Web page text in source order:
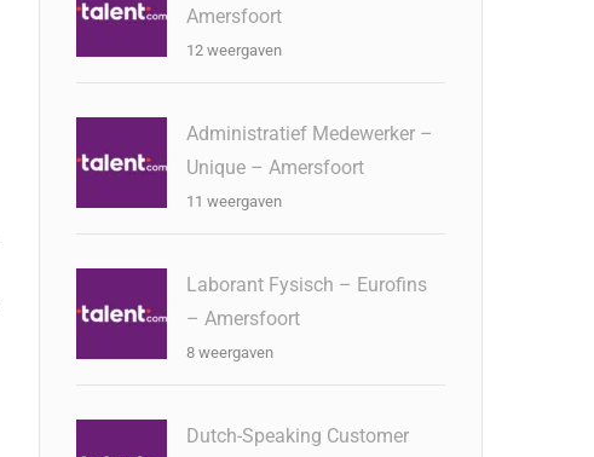
Amersfoort
12 weergaven
Administratief Medewerker –
Unique – Amersfoort
11 weergaven
Laborant Fysisch – Eurofins
– Amersfoort
8 weergaven
Dutch-Speaking Customer